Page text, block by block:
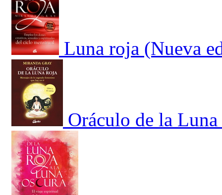
Luna roja (Nueva
Oráculo de la